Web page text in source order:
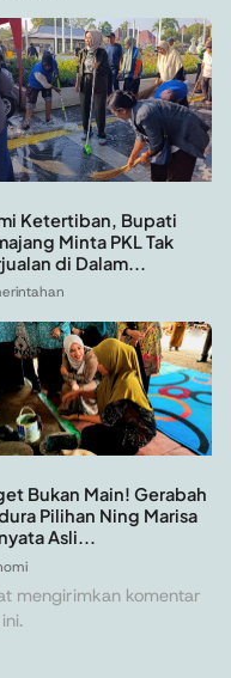
Ketertiban, Bupati
Minta PKL Tak
di Dalam...
Bukan Main! Gerabah
Pilihan Ning Marisa
Asli...
mengirimkan komentar